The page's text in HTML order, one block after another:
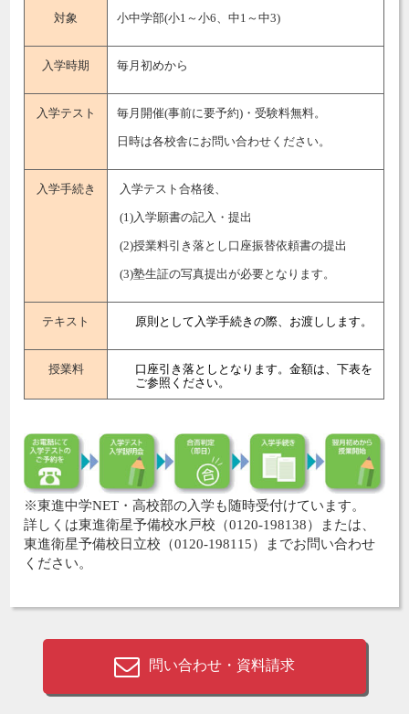
対象 小中学部(小1～小6、中1～中3)
入学時期 毎月初めから
入学テスト 毎月開催(事前に要予約)・受験料無料。
日時は各校舎にお問い合わせください。
入学手続き 入学テスト合格後、
(1)入学願書の記入・提出
(2)授業料引き落とし口座振替依頼書の提出
(3)塾生証の写真提出が必要となります。
テキスト 原則として入学手続きの際、お渡しします。
授業料
口座引き落としとなります。金額は、下表を
ご参照ください。
※東進中学NET・高校部の入学も随時受付けています。
詳しくは東進衛星予備校水戸校（0120-198138）または、
東進衛星予備校日立校（0120-198115）までお問い合わせ
ください。
問い合わせ・資料請求